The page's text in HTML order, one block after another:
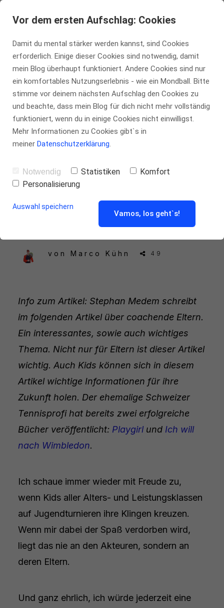
tennis-insider.de
Die Kuriosität
coachender
Eltern – von
Stephan
Medem
von Marco Kühn 49
Info zum Artikel: Stephan Medem schreibt
im folgenden Artikel über coachende Eltern.
Ein interessantes, sowie auch wichtiges
Thema. Nicht nur für Eltern ist dieser Artikel
wichtig. Auch Kids können sich in diesem
Artikel wichtige Informationen für ihre
Zukunft holen. Der ehemalige Schweizer
Tennisprofi hat bereits zwei erfolgreiche
Bücher veröffentlicht: Playgirlund Ich will
nach Wimbledon.
Ich schaue immer wieder mit Freude zu,
wenn Kids aller Alters- und Leistungsklassen
auf Jugendturnieren ihre Klingen kreuzen.
Wenn mir dabei der Spaß verdorben wird,
liegt das nie an den Akteuren, sondern an
deren Eltern.
Und ganz ehrlich, ich würde jederzeit eine
Vor dem ersten Aufschlag: Cookies
Damit du mental stärker werden kannst, sind Cookies
erforderlich. Einige dieser Cookies sind notwendig, damit
mein Blog überhaupt funktioniert. Andere Cookies sind nur
ein komfortables Nutzungserlebnis - wie ein Mondball. Bitte
stimme vor deinem nächsten Aufschlag den Cookies zu
und beachte, dass mein Blog für dich nicht mehr vollständig
funktioniert, wenn du in einige Cookies nicht einwilligst.
Mehr Informationen zu Cookies gibt`s in
meiner Datenschutzerklärung.
Notwendig Statistiken
Komfort
Personalisierung
Auswahl speichern
Vamos, los geht`s!